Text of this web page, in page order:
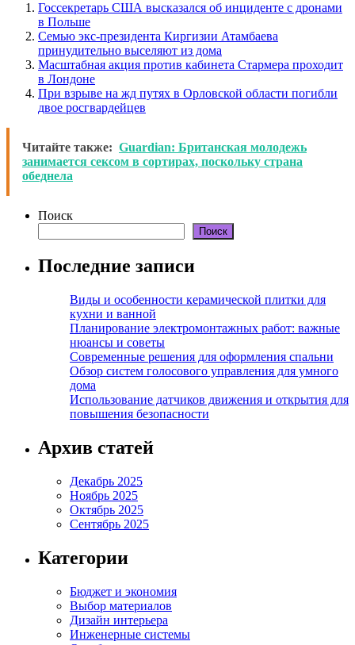
Госсекретарь США высказался об инциденте с дронами
в Польше
Семью экс-президента Киргизии Атамбаева
принудительно выселяют из дома
Масштабная акция против кабинета Стармера проходит
в Лондоне
При взрыве на жд путях в Орловской области погибли
двое росгвардейцев
Читайте также: Guardian: Британская молодежь
занимается сексом в сортирах, поскольку страна
обеднела
Поиск
Поиск
Последние записи
Виды и особенности керамической плитки для
кухни и ванной
Планирование электромонтажных работ: важные
нюансы и советы
Современные решения для оформления спальни
Обзор систем голосового управления для умного
дома
Использование датчиков движения и открытия для
повышения безопасности
Архив статей
Декабрь 2025
Ноябрь 2025
Октябрь 2025
Сентябрь 2025
Категории
Бюджет и экономия
Выбор материалов
Дизайн интерьера
Инженерные системы